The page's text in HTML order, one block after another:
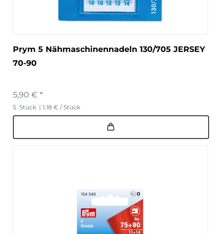
Prym 5 Nähmaschinennadeln 130/705 JERSEY
70-90
5,90 € *
5 Stück | 1,18 € / Stück